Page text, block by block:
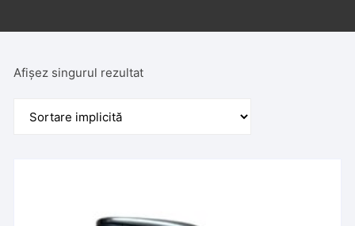
Afișez singurul rezultat